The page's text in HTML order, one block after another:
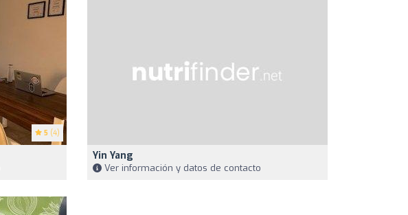
5 (4)
Yin Yang
Ver información y datos de contacto